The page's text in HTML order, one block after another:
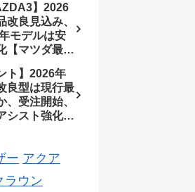
6日マイナー
価格 NOAH
円、VOXY
円、特別仕様
の追加に期
インチメ
】2026
改良見込み、
モデルは安
【マツダ最新
以降予想
ト】2026年
良型は現行最
、受注開始、
シスト強化と
最新情報】
ー アクア
ラウン